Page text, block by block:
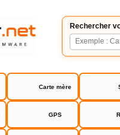
Rechercher
Carte mère
GPS